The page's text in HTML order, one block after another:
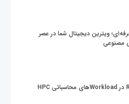
ویترین دیجیتال شما در عصر
مصنوعی